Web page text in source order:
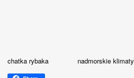
chatka rybaka nadmorskie klimaty